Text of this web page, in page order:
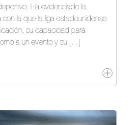
Ha evidenciado la
con la que la liga estadounidense
su capacidad para
a un evento y su […]